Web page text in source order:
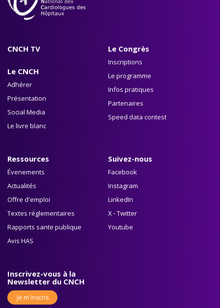
CNCH TV
Le CNCH
Adhérer
Présentation
Social Media
Le livre blanc
Le Congrès
Inscriptions
Le programme
Infos pratiques
Partenaires
Speed data contest
Ressources
Évenements
Actualités
Offre d'emploi
Textes réglementaires
Rapports sante publique
Avis HAS
Suivez-nous
Facebook
Instagram
LinkedIn
X - Twitter
Youtube
Inscrivez-vous à la
Newsletter du CNCH
Je m'inscris